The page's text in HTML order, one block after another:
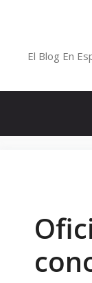
El Blog En